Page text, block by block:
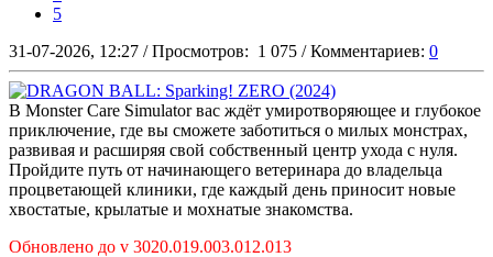
5
31-07-2026, 12:27 / Просмотров: 1 075 / Комментариев: 0
В Monster Care Simulator вас ждёт умиротворяющее и глубокое
приключение, где вы сможете заботиться о милых монстрах,
развивая и расширяя свой собственный центр ухода с нуля.
Пройдите путь от начинающего ветеринара до владельца
процветающей клиники, где каждый день приносит новые
хвостатые, крылатые и мохнатые знакомства.
Обновлено до v 3020.019.003.012.013